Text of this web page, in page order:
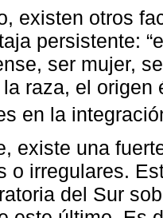
existen otros
persistente:
ser mujer,
raza, el origen
en la
existe una
o irregulares.
del Sur